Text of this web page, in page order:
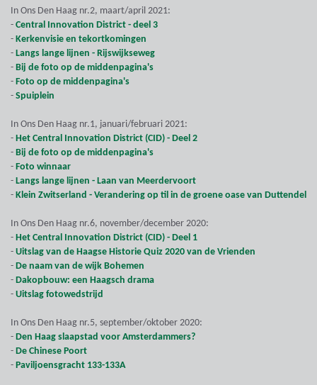
In Ons Den Haag nr.2, maart/april 2021:
- Central Innovation District - deel 3
- Kerkenvisie en tekortkomingen
- Langs lange lijnen - Rijswijkseweg
- Bij de foto op de middenpagina's
- Foto op de middenpagina's
- Spuiplein
In Ons Den Haag nr.1, januari/februari 2021:
- Het Central Innovation District (CID) - Deel 2
- Bij de foto op de middenpagina's
- Foto winnaar
- Langs lange lijnen - Laan van Meerdervoort
- Klein Zwitserland - Verandering op til in de groene oase van Duttendel
In Ons Den Haag nr.6, november/december 2020:
- Het Central Innovation District (CID) - Deel 1
- Uitslag van de Haagse Historie Quiz 2020 van de Vrienden
- De naam van de wijk Bohemen
- Dakopbouw: een Haagsch drama
- Uitslag fotowedstrijd
In Ons Den Haag nr.5, september/oktober 2020:
- Den Haag slaapstad voor Amsterdammers?
- De Chinese Poort
- Paviljoensgracht 133-133A